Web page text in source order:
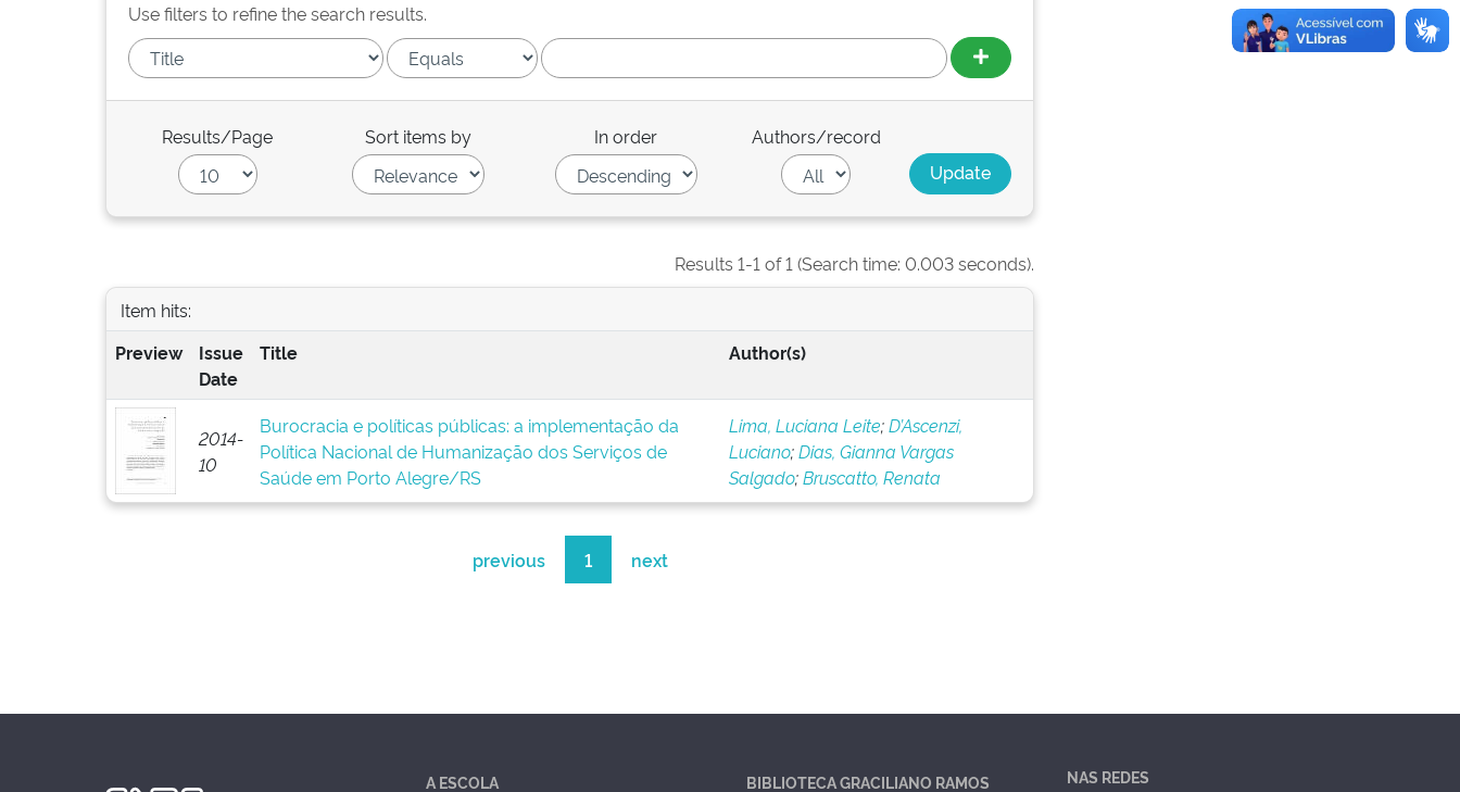
Use filters to refine the search results.
Results/Page Sort items by In order Authors/record
Results 1-1 of 1 (Search time: 0.003 seconds).
Item hits:
Preview
Issue
Date
Title Author(s)
2014-
10
Burocracia e políticas públicas: a implementação da
Política Nacional de Humanização dos Serviços de
Saúde em Porto Alegre/RS
Lima, Luciana Leite;D’Ascenzi,
Luciano;Dias, Gianna Vargas
Salgado;Bruscatto, Renata
previous 1 next
A ESCOLA BIBLIOTECA GRACILIANO RAMOS NAS REDES